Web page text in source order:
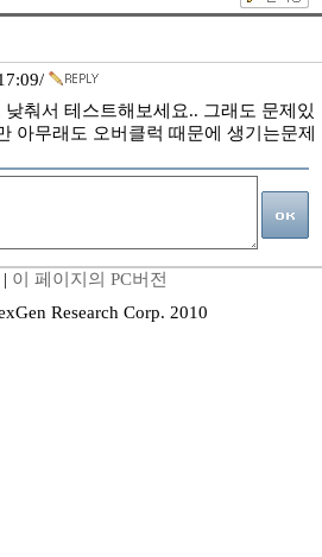
춰서 테스트해보세요.. 그래도 문제있
아무래도 오버클럭 때문에 생기는문제
| 이 페이지의 PC버전
Research Corp. 2010